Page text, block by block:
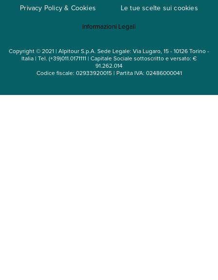
Mappa del sito
Privacy Policy & Cookies Le tue scelte sui cookies
Informazioni Legali
Copyright © 2021 | Alpitour S.p.A. Sede Legale: Via Lugaro, 15 - 10126 Torino -
Italia | Tel. (+39)011.0171111 | Capitale Sociale sottoscritto e versato: €
91.262.014
Codice fiscale: 02933920015 | Partita IVA: 02486000041